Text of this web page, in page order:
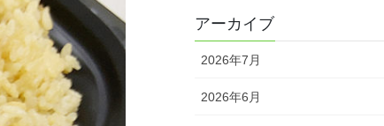
アーカイブ
2026年7月
2026年6月